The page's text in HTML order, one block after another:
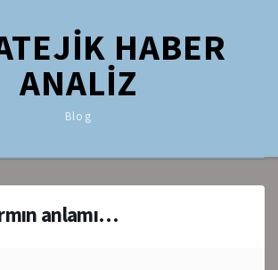
HABER
ANALİZ
Blog
anlamı…